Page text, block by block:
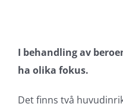
I behandling av
ha olika fokus.
Det finns två